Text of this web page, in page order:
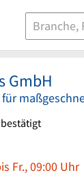
GmbH
Fr., 09:00 Uhr